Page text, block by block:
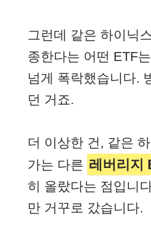
그런데 같은 하이닉
종한다는 어떤 ETF
넘게 폭락했습니다.
던 거죠.
더 이상한 건, 같은
가는 다른 레버리지
히 올랐다는 점입니
만 거꾸로 갔습니다.